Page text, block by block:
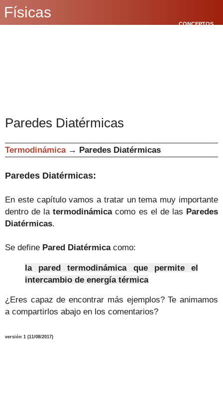
Físicas
CONCEPTOS
Paredes Diatérmicas
Termodinámica → Paredes Diatérmicas
Paredes Diatérmicas:
En este capítulo vamos a tratar un tema muy importante
dentro de latermodinámicacomo es el de las Paredes
Diatérmicas.
Se define Pared Diatérmica como:
la pared termodinámica que permite el
intercambio de energía térmica
¿Eres capaz de encontrar más ejemplos? Te animamos
a compartirlos abajo en los comentarios?
versión 1 (11/08/2017)